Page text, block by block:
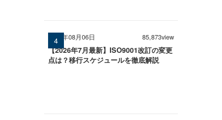
2026年08月06日 85,873view
【2026年7月最新】ISO9001改訂の変更
点は？移行スケジュールを徹底解説